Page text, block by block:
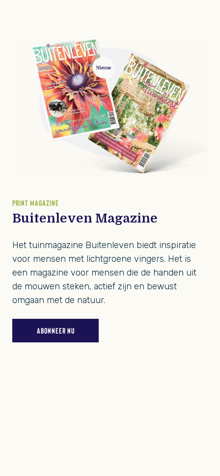
PRINT MAGAZINE
Buitenleven Magazine
Het tuinmagazine Buitenleven biedt inspiratie
voor mensen met lichtgroene vingers. Het is
een magazine voor mensen die de handen uit
de mouwen steken, actief zijn en bewust
omgaan met de natuur.
ABONNEER NU